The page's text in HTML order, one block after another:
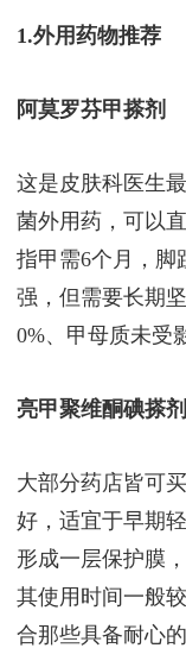
1.外用药物推荐
阿莫罗芬甲搽剂
这是皮肤科医生
菌外用药，可以
指甲需6个月，脚
强，但需要长期
0%、甲母质未受
亮甲聚维酮碘搽
大部分药店皆可
好，适宜于早期
形成一层保护膜
其使用时间一般
合那些具备耐心的